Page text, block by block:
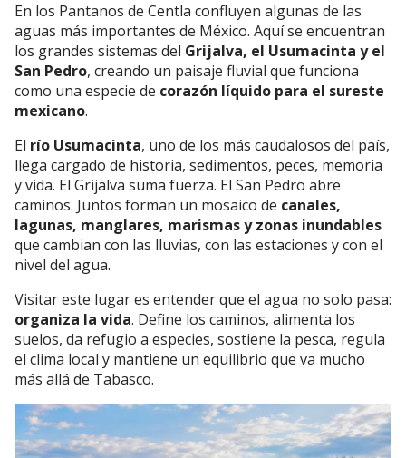
En los Pantanos de Centla confluyen algunas de las
aguas más importantes de México. Aquí se encuentran
los grandes sistemas del Grijalva, el Usumacinta y el
San Pedro, creando un paisaje fluvial que funciona
como una especie de corazón líquido para el sureste
mexicano.
El río Usumacinta, uno de los más caudalosos del país,
llega cargado de historia, sedimentos, peces, memoria
y vida. El Grijalva suma fuerza. El San Pedro abre
caminos. Juntos forman un mosaico de canales,
lagunas, manglares, marismas y zonas inundables
que cambian con las lluvias, con las estaciones y con el
nivel del agua.
Visitar este lugar es entender que el agua no solo pasa:
organiza la vida. Define los caminos, alimenta los
suelos, da refugio a especies, sostiene la pesca, regula
el clima local y mantiene un equilibrio que va mucho
más allá de Tabasco.